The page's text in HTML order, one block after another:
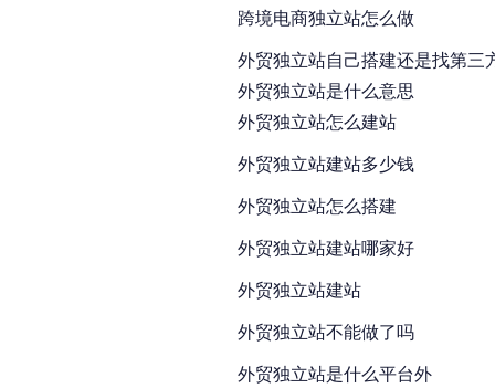
跨境电商独立站怎么做
外贸独立站自己搭建还是找第三
外贸独立站是什么意思
外贸独立站怎么建站
外贸独立站建站多少钱
外贸独立站怎么搭建
外贸独立站建站哪家好
外贸独立站建站
外贸独立站不能做了吗
外贸独立站是什么平台外